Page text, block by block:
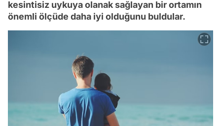
kesintisiz uykuya olanak sağlayan bir ortamın
önemli ölçüde daha iyi olduğunu buldular.